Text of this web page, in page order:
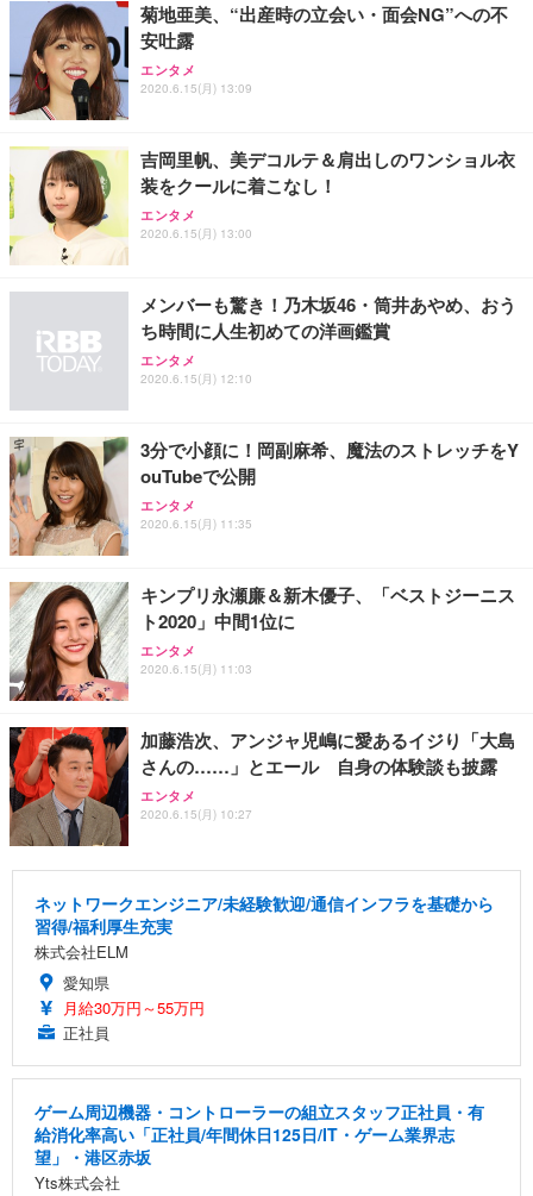
菊地亜美、“出産時の立会い・面会NG”への不
安吐露
エンタメ
2020.6.15(月) 13:09
吉岡里帆、美デコルテ＆肩出しのワンショル衣
装をクールに着こなし！
エンタメ
2020.6.15(月) 13:00
メンバーも驚き！乃木坂46・筒井あやめ、おう
ち時間に人生初めての洋画鑑賞
エンタメ
2020.6.15(月) 12:10
3分で小顔に！岡副麻希、魔法のストレッチをY
ouTubeで公開
エンタメ
2020.6.15(月) 11:35
キンプリ永瀬廉＆新木優子、「ベストジーニス
ト2020」中間1位に
エンタメ
2020.6.15(月) 11:03
加藤浩次、アンジャ児嶋に愛あるイジり「大島
さんの……」とエール 自身の体験談も披露
エンタメ
2020.6.15(月) 10:27
ネットワークエンジニア/未経験歓迎/通信インフラを基礎から
習得/福利厚生充実
株式会社ELM
愛知県
月給30万円～55万円
正社員
ゲーム周辺機器・コントローラーの組立スタッフ正社員・有
給消化率高い「正社員/年間休日125日/IT・ゲーム業界志
望」・港区赤坂
Yts株式会社